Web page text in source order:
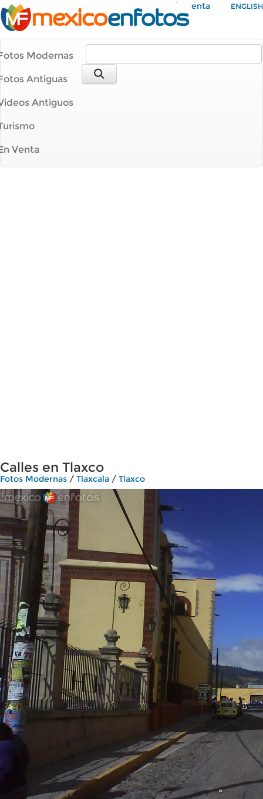
Mi Cuenta ENGLISH
Modernas
Antiguas
Antiguos
Venta
Calles en Tlaxco
Fotos Modernas / Tlaxcala / Tlaxco